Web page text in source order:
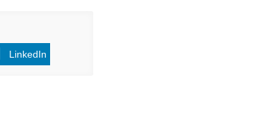
LinkedIn